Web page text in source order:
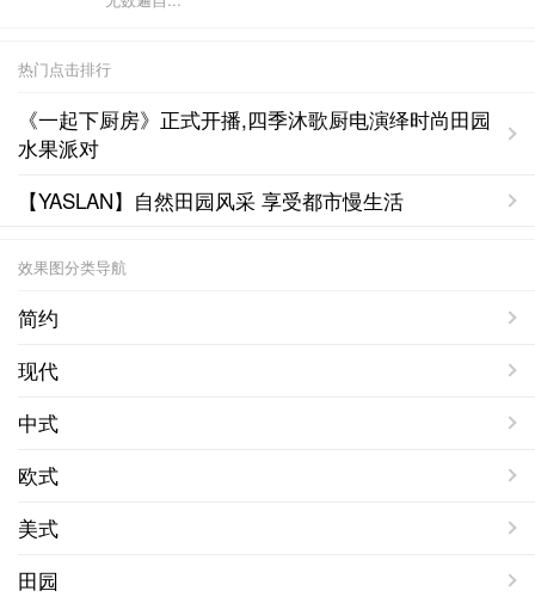
热门点击排行
《一起下厨房》正式开播,四季沐歌厨电演绎时尚田园
水果派对
【YASLAN】自然田园风采 享受都市慢生活
效果图分类导航
简约
现代
中式
欧式
美式
田园